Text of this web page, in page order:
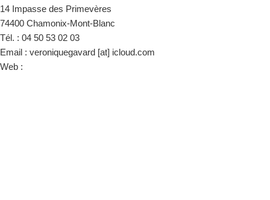
14 Impasse des Primevères
74400 Chamonix-Mont-Blanc
Tél. : 04 50 53 02 03
Email : veroniquegavard [at] icloud.com
Web :